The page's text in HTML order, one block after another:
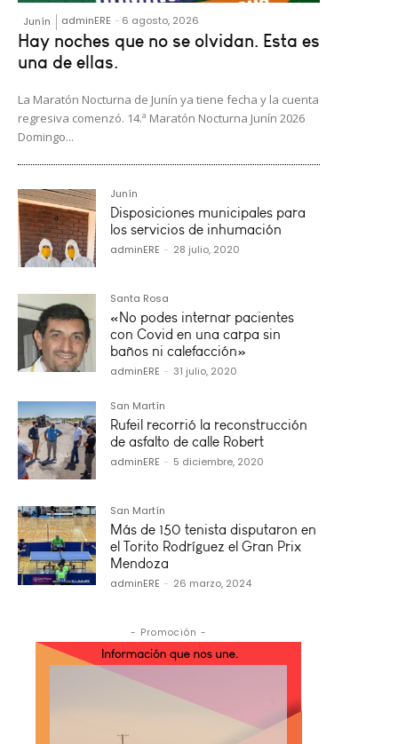
Junín adminERE - 6 agosto, 2026
Hay noches que no se olvidan. Esta es
una de ellas.
La Maratón Nocturna de Junín ya tiene fecha y la cuenta
regresiva comenzó. 14.ª Maratón Nocturna Junín 2026
Domingo...
Junín
Disposiciones municipales para
los servicios de inhumación
adminERE - 28 julio, 2020
Santa Rosa
«No podes internar pacientes
con Covid en una carpa sin
baños ni calefacción»
adminERE - 31 julio, 2020
San Martín
Rufeil recorrió la reconstrucción
de asfalto de calle Robert
adminERE - 5 diciembre, 2020
San Martín
Más de 150 tenista disputaron en
el Torito Rodríguez el Gran Prix
Mendoza
adminERE - 26 marzo, 2024
- Promoción -